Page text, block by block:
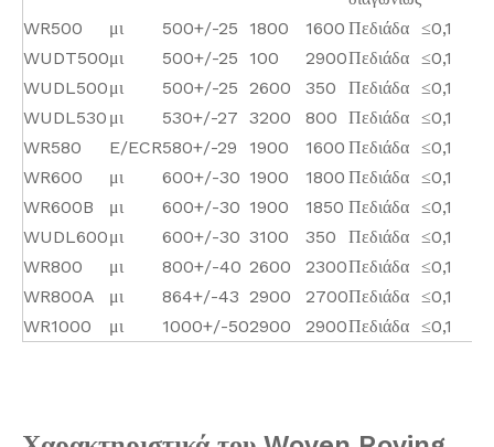
WR500 μι 500+/-25 1800 1600 Πεδιάδα ≤0,1
WUDT500μι 500+/-25 100 2900Πεδιάδα ≤0,1
WUDL500μι 500+/-25 2600 350 Πεδιάδα ≤0,1
WUDL530 μι 530+/-27 3200 800 Πεδιάδα ≤0,1
WR580
E/ECR580+/-29 1900 1600 Πεδιάδα ≤0,1
WR600
μι 600+/-30 1900 1800 Πεδιάδα ≤0,1
WR600B
μι 600+/-30 1900 1850 Πεδιάδα ≤0,1
WUDL600μι 600+/-30 3100 350 Πεδιάδα ≤0,1
WR800
μι 800+/-40 2600 2300Πεδιάδα ≤0,1
WR800A
μι 864+/-43 2900 2700Πεδιάδα ≤0,1
WR1000
μι 1000+/-502900 2900Πεδιάδα ≤0,1